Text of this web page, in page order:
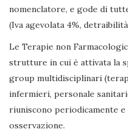
nomenclatore, e gode di
(Iva agevolata 4%,
Le Terapie non
strutture in cui è attivata la
group multidisciplinari
infermieri, personale
riuniscono periodicamente
osservazione.